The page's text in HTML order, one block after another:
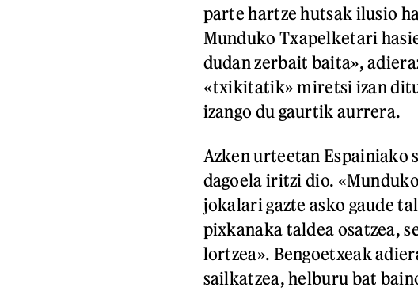
parte hartze hutsak ilusio
Munduko Txapelketari
dudan zerbait baita»,
«txikitatik» miretsi izan
izango du gaurtik aurrera.
Azken urteetan Espainiako
dagoela iritzi dio.
jokalari gazte asko gaude
pixkanaka taldea osatzea,
lortzea». Bengoetxeak
sailkatzea, helburu bat